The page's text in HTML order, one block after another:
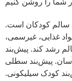
سالم کودکان است.
غذایی، غیرسمی،
رشد کند. پیش‌بند
پیش‌بند سطلی
کودک سیلیکونی.